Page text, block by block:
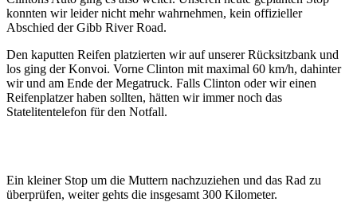
konnten wir leider nicht mehr wahrnehmen, kein offizieller
Abschied der Gibb River Road.
Den kaputten Reifen platzierten wir auf unserer Rücksitzbank und
los ging der Konvoi. Vorne Clinton mit maximal 60 km/h, dahinter
wir und am Ende der Megatruck. Falls Clinton oder wir einen
Reifenplatzer haben sollten, hätten wir immer noch das
Statelitentelefon für den Notfall.
Ein kleiner Stop um die Muttern nachzuziehen und das Rad zu
überprüfen, weiter gehts die insgesamt 300 Kilometer.